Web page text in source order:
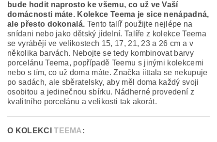
bude hodit naprosto ke všemu, co už ve Vaší
domácnosti máte. Kolekce Teema je sice nenápadná,
ale přesto dokonalá. Tento talíř použijte nejlépe na
snídani nebo jako dětský jídelní. Talíře z kolekce Teema
se vyrábějí ve velikostech 15, 17, 21, 23 a 26 cm a v
několika barvách. Nebojte se tedy kombinovat barvy
porcelánu Teema, popřípadě Teemu s jinými kolekcemi
nebo s tím, co už doma máte. Značka iittalase nekupuje
po sadách, ale sběratelsky, aby měl doma každý svoji
osobitou a jedinečnou sbírku. Nádherné provedení z
kvalitního porcelánu a velikosti tak akorát.
O KOLEKCITEEMA: